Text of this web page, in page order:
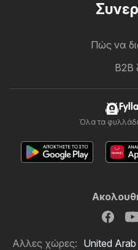
Πώς να
B2B
Όλα τα
Αλλες χώρες: United